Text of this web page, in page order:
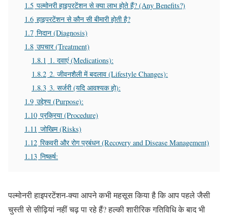
1.5 पल्मोनरी हाइपरटेंशन से क्या लाभ होते हैं? (Any Benefits?)
1.6 हाइपरटेंशन से कौन सी बीमारी होती है?
1.7 निदान (Diagnosis)
1.8 उपचार (Treatment)
1.8.1 1. दवाएं (Medications):
1.8.2 2. जीवनशैली में बदलाव (Lifestyle Changes):
1.8.3 3. सर्जरी (यदि आवश्यक हो):
1.9 उद्देश्य (Purpose):
1.10 प्रक्रिया (Procedure)
1.11 जोखिम (Risks)
1.12 रिकवरी और रोग प्रबंधन (Recovery and Disease Management)
1.13 निष्कर्ष:
पल्मोनरी हाइपरटेंशन-क्या आपने कभी महसूस किया है कि आप पहले जैसी
चुस्ती से सीढ़ियां नहीं चढ़ पा रहे हैं? हल्की शारीरिक गतिविधि के बाद भी